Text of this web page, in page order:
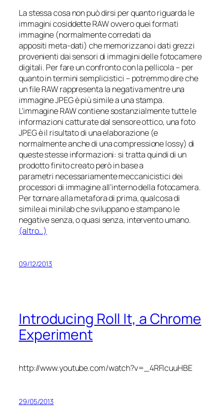
La stessa cosa non può dirsi per quanto riguarda le
immagini cosiddetteRAWovvero quei formati
immagine (normalmente corredati da
appositi meta-dati) che memorizzano i dati grezzi
provenienti dai sensori di immagini delle fotocamere
digitali. Per fare un confronto con la pellicola – per
quanto in termini semplicistici – potremmo dire che
un file RAW rappresenta la negativa mentre una
immagine JPEG è più simile a una stampa.
L’immagine RAW contiene sostanzialmente tutte le
informazioni catturate dal sensore ottico, una foto
JPEG è il risultato di una elaborazione (e
normalmente anche di una compressionelossy) di
queste stesse informazioni: si tratta quindi di un
prodotto finito creato però in base a
parametri necessariamente meccanicistici dei
processori di immagine all’interno della fotocamera.
Per tornare alla metafora di prima, qualcosa di
simile ai minilabche sviluppano e stampano le
negative senza, o quasi senza, intervento umano.
(altro…)
09/12/2013
Introducing Roll It, a Chrome
Experiment
http://www.youtube.com/watch?v=_4RFIcuuHBE
29/05/2013